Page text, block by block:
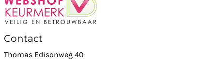
Contact
Thomas Edisonweg 40